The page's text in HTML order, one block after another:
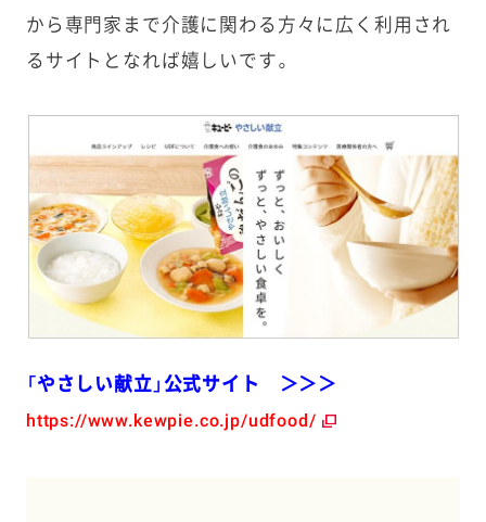
から専門家まで介護に関わる方々に広く利用され
るサイトとなれば嬉しいです。
「やさしい献立」公式サイト ＞＞＞
https://www.kewpie.co.jp/udfood/